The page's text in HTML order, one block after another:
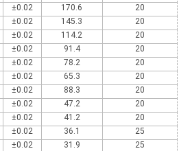
±0.02 170.6
20
±0.02 145.3
20
±0.02 114.2
20
±0.02 91.4
20
±0.02 78.2
20
±0.02 65.3
20
±0.02 88.3
20
±0.02 47.2
20
±0.02 41.2
20
±0.02 36.1
25
±0.02 31.9
25